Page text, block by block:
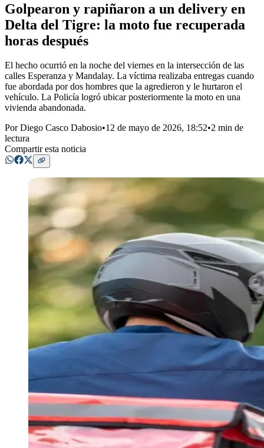
Golpearon y rapiñaron a un delivery en
Delta del Tigre: la moto fue recuperada
horas después
El hecho ocurrió en la noche del viernes en la intersección de las
calles Esperanza y Mandalay. La víctima realizaba entregas cuando
fue abordada por dos hombres que la agredieron y le hurtaron el
vehículo. La Policía logró ubicar posteriormente la moto en una
vivienda abandonada.
PorDiego Casco Dabosio•12 de mayo de 2026, 18:52•2 min de
lectura
Compartir esta noticia